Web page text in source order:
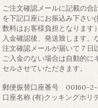
ご注文確認メールに記載の合
を下記口座にお振込み下さい
数料はお客様負担となります
入金確認後、発送致します。
注文確認メールが届いて７日
ご入金のない場合は自動的に
セルさせていただきます。
郵便振替口座番号 00160-2-
口座名称 (有)クッキングホリ